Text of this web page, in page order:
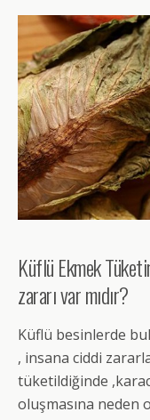
Küflü Ekmek
zararı var mıdır?
Küflü besinlerde
, insana ciddi
tüketildiğinde
oluşmasına neden